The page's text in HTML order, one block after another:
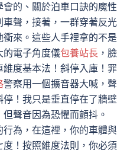
的、關於泊車口訣的魔性
聲，接著，一群穿著反光
來。這些人手裡拿的不是
的電子角度儀包養站長 ，臉
度基本法！斜停入庫！罪
警察用一個擴音器大喊，聲
！我只是垂直停在了牆壁
聲音因為恐懼而顫抖。
行為，在這裡，你的車體與
！按照維度法則，你必須